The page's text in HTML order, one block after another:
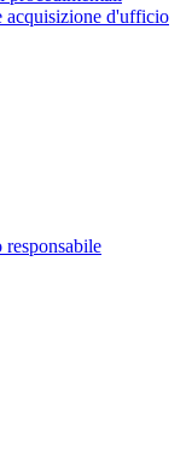
acquisizione d'ufficio